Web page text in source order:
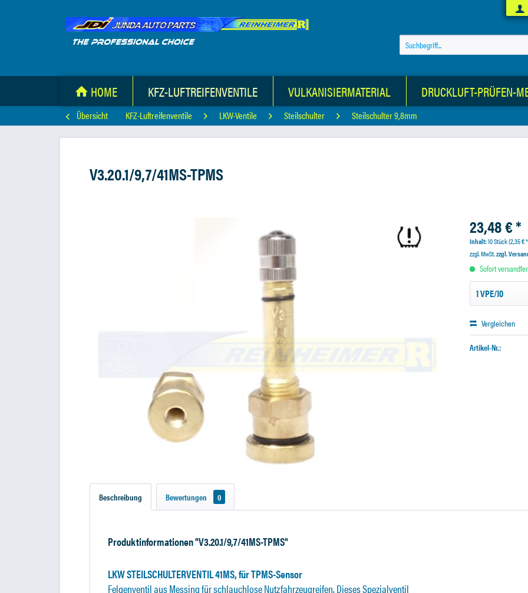
HOME KFZ-LUFTREIFENVENTILE VULKANISIERMATERIAL DRUCKLUFT-PRÜFEN-
Übersicht KFZ-Luftreifenventile LKW-Ventile Steilschulter Steilschulter 9,8mm
V3.20.1/9,7/41MS-TPMS
23,48 € *
Inhalt:10 Stück (2,35 €
zzgl. MwSt.zzgl.
Sofort
Vergleichen
Artikel-Nr.:
Beschreibung Bewertungen 0
Produktinformationen "V3.20.1/9,7/41MS-TPMS"
LKW STEILSCHULTERVENTIL 41MS, für TPMS-Sensor
Felgenventil aus Messing für schlauchlose Nutzfahrzeugreifen. Dieses Spezialventil